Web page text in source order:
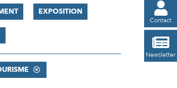

Contact

Newsletter
EXPOSITION